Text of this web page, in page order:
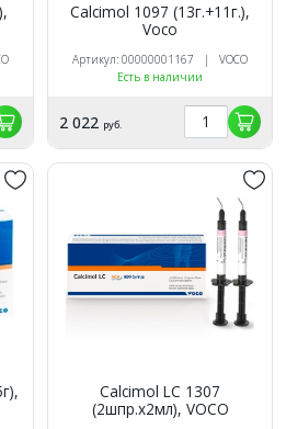
Calcimol 1097 (13г.+11г.),
Voco
Артикул: 00000001167 | VOCO
Есть в наличии
2 022 руб.
Calcimol LC 1307
(2шпр.х2мл), VOCO